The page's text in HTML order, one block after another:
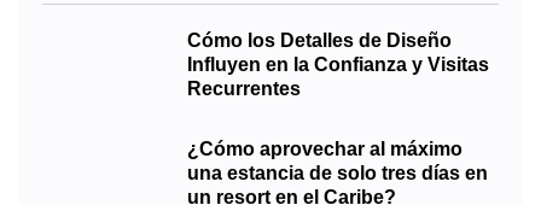
Cómo los Detalles de Diseño
Influyen en la Confianza y Visitas
Recurrentes
¿Cómo aprovechar al máximo
una estancia de solo tres días en
un resort en el Caribe?